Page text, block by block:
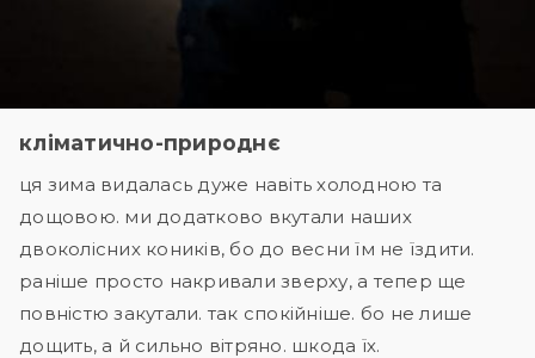
кліматично-природнє
ця зима видалась дуже навіть холодною та
дощовою. ми додатково вкутали наших
двоколісних коників, бо до весни їм не їздити.
раніше просто накривали зверху, а тепер ще
повністю закутали. так спокійніше. бо не лише
дощить, а й сильно вітряно. шкода їх.